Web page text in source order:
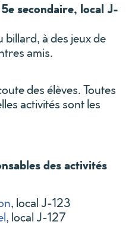
secondaire, local J-
à des jeux de
amis.
des élèves. Toutes
activités sont les
des activités
, local J-123
, local J-127